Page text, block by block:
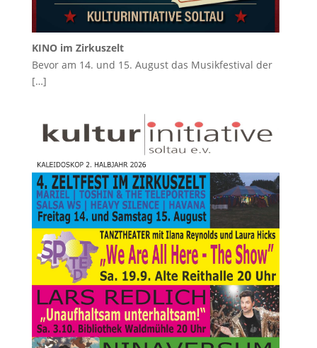
KINO im Zirkuszelt
Bevor am 14. und 15. August das Musikfestival der
[…]